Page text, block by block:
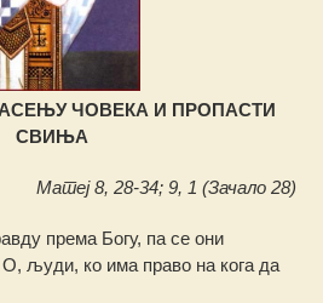
ЧОВЕКА И ПРОПАСТИ
СВИЊА
Матеј 8, 28-34; 9, 1 (Зачало 28)
према Богу, па се они
људи, ко има право на кога да